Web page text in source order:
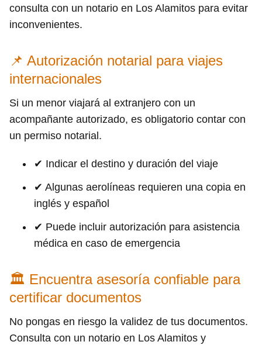
consulta con un notario en Los Alamitos para evitar
inconvenientes.
📌 Autorización notarial para viajes
internacionales
Si un menor viajará al extranjero con un
acompañante autorizado, es obligatorio contar con
un permiso notarial.
✔ Indicar el destino y duración del viaje
✔ Algunas aerolíneas requieren una copia en
inglés y español
✔ Puede incluir autorización para asistencia
médica en caso de emergencia
🏛 Encuentra asesoría confiable para
certificar documentos
No pongas en riesgo la validez de tus documentos.
Consulta con un notario en Los Alamitos y